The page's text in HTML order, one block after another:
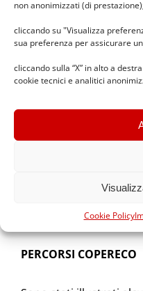
non anonimizzati (di
cliccando su "Visualizza
sua preferenza per assicurare
cliccando sulla “X” in alto a
cookie tecnici e analitici
Cookie Policy
comprendere come
dall’ambiente
utilizzate: bambini e
autonomi nella
Attraverso la didattica
ricostruzione dei
ragazzi arrivano a
anche con l’utilizzo
esempio, come un
sviluppando così
PERCORSI COPERECO